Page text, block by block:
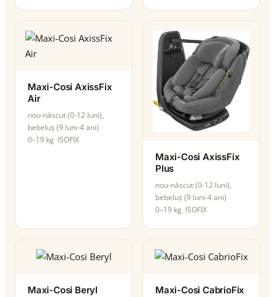
Maxi-Cosi AxissFix
Air
nou-născut (0-12 luni),
bebeluș (9 luni-4 ani)
0–19 kg ISOFIX
Maxi-Cosi AxissFix
Plus
nou-născut (0-12 luni),
bebeluș (9 luni-4 ani)
0–19 kg ISOFIX
Maxi-Cosi Beryl Maxi-Cosi CabrioFix